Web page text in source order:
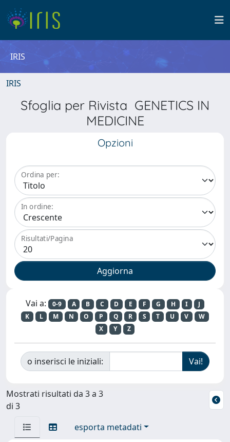
IRIS
IRIS
Sfoglia per Rivista GENETICS IN
MEDICINE
Opzioni
Ordina per:
In ordine:
Risultati/Pagina
Vai a: 0-9 A B C D E F G H I
J
K
L M N O P Q R S T U V
W
X
Y Z
o inserisci le iniziali:
Mostrati risultati da 3 a 3
di 3
esporta metadati